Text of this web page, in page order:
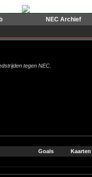
NEC Archief
tegen NEC.
Goals Kaarten